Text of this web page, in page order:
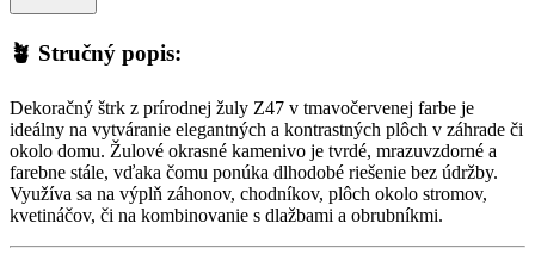
🪴 Stručný popis:
Dekoračný štrk z prírodnej žuly Z47 v tmavočervenej farbe je
ideálny na vytváranie elegantných a kontrastných plôch v záhrade či
okolo domu. Žulové okrasné kamenivo je tvrdé, mrazuvzdorné a
farebne stále, vďaka čomu ponúka dlhodobé riešenie bez údržby.
Využíva sa na výplň záhonov, chodníkov, plôch okolo stromov,
kvetináčov, či na kombinovanie s dlažbami a obrubníkmi.